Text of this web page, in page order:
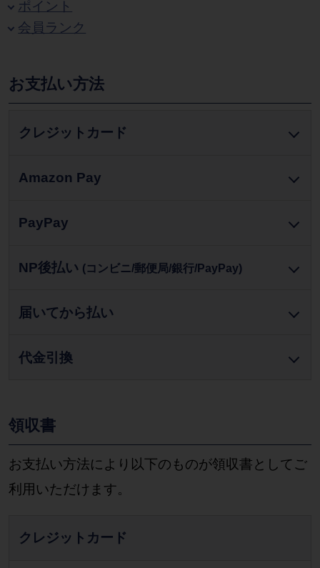
ポイント
会員ランク
お支払い方法
クレジットカード
Amazon Pay
PayPay
NP後払い (コンビニ/郵便局/銀行/PayPay)
届いてから払い
代金引換
領収書
お支払い方法により以下のものが領収書としてご
利用いただけます。
クレジットカード